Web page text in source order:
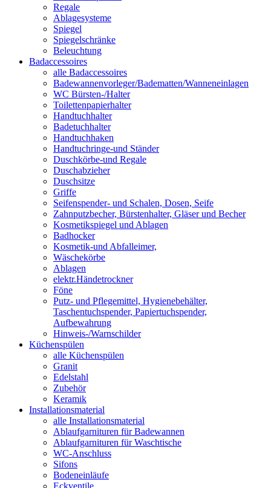
Regale
Ablagesysteme
Spiegel
Spiegelschränke
Beleuchtung
Badaccessoires
alle Badaccessoires
Badewannenvorleger/Badematten/Wanneneinlagen
WC Bürsten-/Halter
Toilettenpapierhalter
Handtuchhalter
Badetuchhalter
Handtuchhaken
Handtuchringe-und Ständer
Duschkörbe-und Regale
Duschabzieher
Duschsitze
Griffe
Seifenspender- und Schalen, Dosen, Seife
Zahnputzbecher, Bürstenhalter, Gläser und Becher
Kosmetikspiegel und Ablagen
Badhocker
Kosmetik-und Abfalleimer,
Wäschekörbe
Ablagen
elektr.Händetrockner
Föne
Putz- und Pflegemittel, Hygienebehälter,
Taschentuchspender, Papiertuchspender,
Aufbewahrung
Hinweis-/Warnschilder
Küchenspülen
alle Küchenspülen
Granit
Edelstahl
Zubehör
Keramik
Installationsmaterial
alle Installationsmaterial
Ablaufgarnituren für Badewannen
Ablaufgarnituren für Waschtische
WC-Anschluss
Sifons
Bodeneinläufe
Eckventile